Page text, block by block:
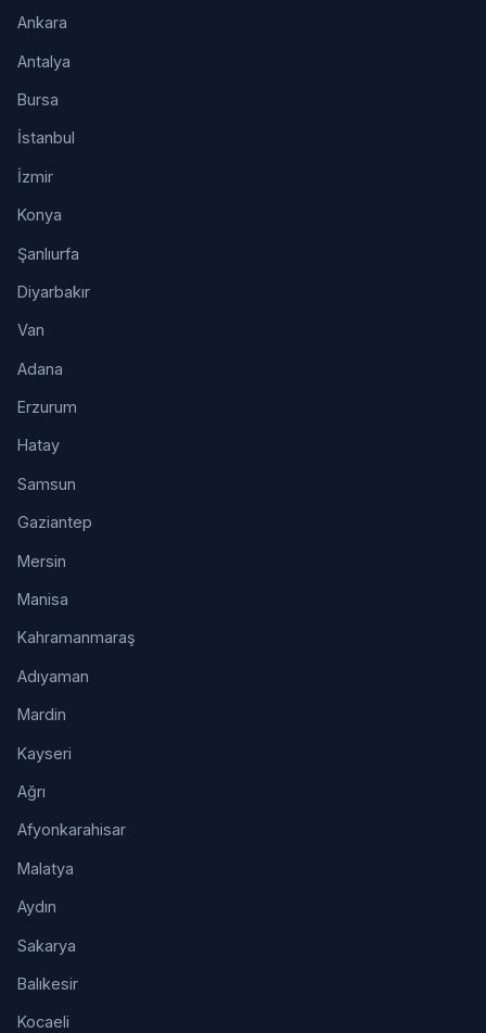
Ankara
Antalya
Bursa
İstanbul
İzmir
Konya
Şanlıurfa
Diyarbakır
Van
Adana
Erzurum
Hatay
Samsun
Gaziantep
Mersin
Manisa
Kahramanmaraş
Adıyaman
Mardin
Kayseri
Ağrı
Afyonkarahisar
Malatya
Aydın
Sakarya
Balıkesir
Kocaeli